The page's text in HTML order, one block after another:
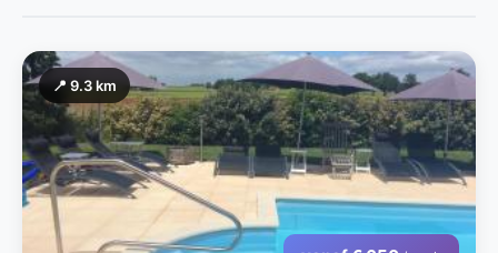
📍 9.3 km